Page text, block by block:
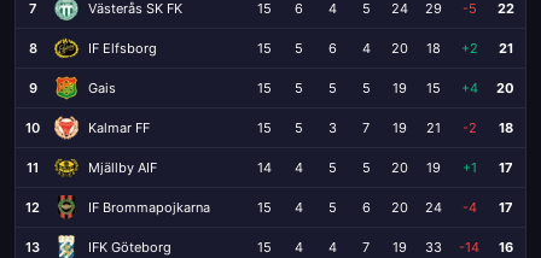
7 Västerås SK FK 15 6 4 5 24 29 -5 22
8 IF Elfsborg 15 5 6 4 20 18 +2 21
9 Gais 15 5 5 5 19 15 +4 20
10 Kalmar FF 15 5 3 7 19 21 -2 18
11 Mjällby AIF 14 4 5 5 20 19 +1 17
12 IF Brommapojkarna 15 4 5 6 20 24 -4 17
13 IFK Göteborg 15 4 4 7 19 33 -14 16